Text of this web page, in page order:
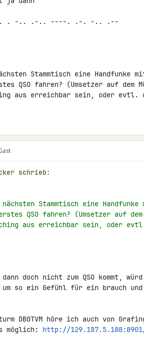
. -.. .-.. ----. .-. -.. .--
Stammtisch eine Handfunke
QSO fahren? (Umsetzer auf dem
aus erreichbar sein, oder evtl.
schrieb:
Stammtisch eine
QSO fahren? (Umsetzer auf dem
aus erreichbar sein, oder
doch nicht zum QSO kommt,
um so ein Gefühl für ein brauch
DB0TVM höre ich auch von
möglich: http://